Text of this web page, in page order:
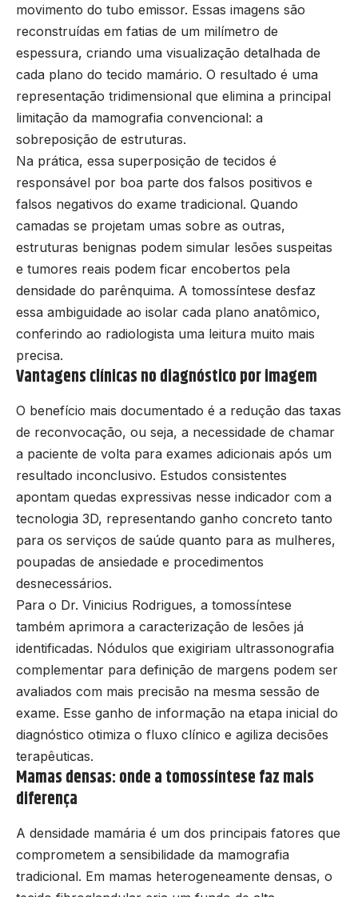
movimento do tubo emissor. Essas imagens são
reconstruídas em fatias de um milímetro de
espessura, criando uma visualização detalhada de
cada plano do tecido mamário. O resultado é uma
representação tridimensional que elimina a principal
limitação da mamografia convencional: a
sobreposição de estruturas.
Na prática, essa superposição de tecidos é
responsável por boa parte dos falsos positivos e
falsos negativos do exame tradicional. Quando
camadas se projetam umas sobre as outras,
estruturas benignas podem simular lesões suspeitas
e tumores reais podem ficar encobertos pela
densidade do parênquima. A tomossíntese desfaz
essa ambiguidade ao isolar cada plano anatômico,
conferindo ao radiologista uma leitura muito mais
precisa.
Vantagens clínicas no diagnóstico por imagem
O benefício mais documentado é a redução das taxas
de reconvocação, ou seja, a necessidade de chamar
a paciente de volta para exames adicionais após um
resultado inconclusivo. Estudos consistentes
apontam quedas expressivas nesse indicador com a
tecnologia 3D, representando ganho concreto tanto
para os serviços de saúde quanto para as mulheres,
poupadas de ansiedade e procedimentos
desnecessários.
Para o Dr. Vinicius Rodrigues, a tomossíntese
também aprimora a caracterização de lesões já
identificadas. Nódulos que exigiriam ultrassonografia
complementar para definição de margens podem ser
avaliados com mais precisão na mesma sessão de
exame. Esse ganho de informação na etapa inicial do
diagnóstico otimiza o fluxo clínico e agiliza decisões
terapêuticas.
Mamas densas: onde a tomossíntese faz mais
diferença
A densidade mamária é um dos principais fatores que
comprometem a sensibilidade da mamografia
tradicional. Em mamas heterogeneamente densas, o